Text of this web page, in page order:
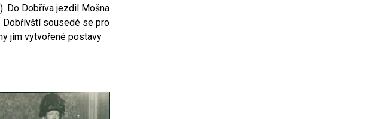
Do Dobříva jezdil Mošna
Dobřívští sousedé se pro
jím vytvořené postavy